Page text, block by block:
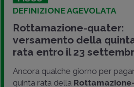
DEFINIZIONE AGEVOLATA
Rottamazione-quater:
versamento della
rata entro il 23
Ancora qualche giorno per
quinta rata della Rottamazione-